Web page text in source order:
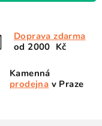
Doprava zdarma
od 2000 Kč
Kamenná
prodejna v Praze